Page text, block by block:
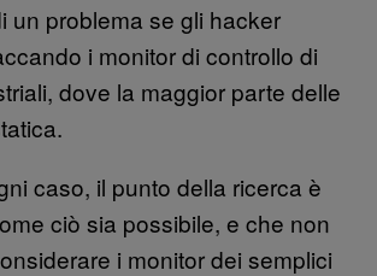
un problema se gli hacker
i monitor di controllo di
dove la maggior parte delle
caso, il punto della ricerca è
ciò sia possibile, e che non
i monitor dei semplici